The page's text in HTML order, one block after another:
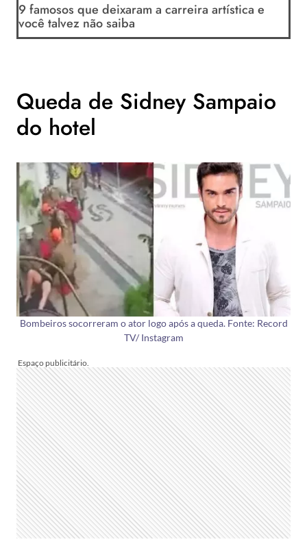
9 famosos que deixaram a carreira artística e
você talvez não saiba
Queda de Sidney Sampaio
do hotel
Bombeiros socorreram o ator logo após a queda. Fonte: Record
TV/ Instagram